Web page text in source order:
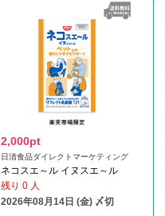
2,000pt
日清食品ダイレクトマーケティング
ネコスエ～ル イヌスエ～ル
残り 0 人
2026年08月14日 (金) 〆切